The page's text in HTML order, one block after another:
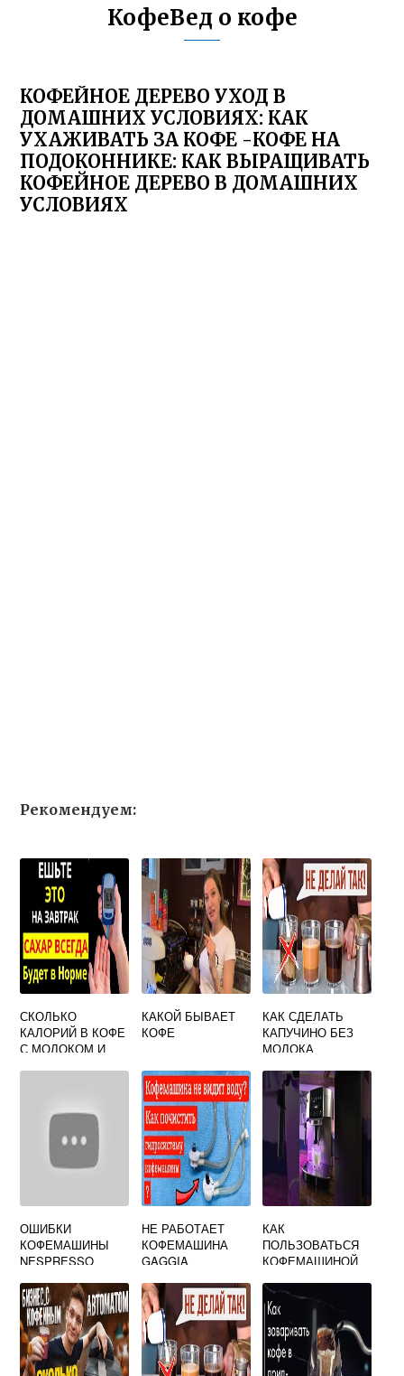
КофеВед о кофе
КОФЕЙНОЕ ДЕРЕВО УХОД В
ДОМАШНИХ УСЛОВИЯХ: КАК
УХАЖИВАТЬ ЗА КОФЕ -КОФЕ НА
ПОДОКОННИКЕ: КАК ВЫРАЩИВАТЬ
КОФЕЙНОЕ ДЕРЕВО В ДОМАШНИХ
УСЛОВИЯХ
Рекомендуем:
СКОЛЬКО
КАЛОРИЙ В КОФЕ
С МОЛОКОМ И
КАКОЙ БЫВАЕТ
КОФЕ
КАК СДЕЛАТЬ
КАПУЧИНО БЕЗ
МОЛОКА
ОШИБКИ
КОФЕМАШИНЫ
NESPRESSO
НЕ РАБОТАЕТ
КОФЕМАШИНА
GAGGIA
КАК
ПОЛЬЗОВАТЬСЯ
КОФЕМАШИНОЙ
MAGNIFICA START